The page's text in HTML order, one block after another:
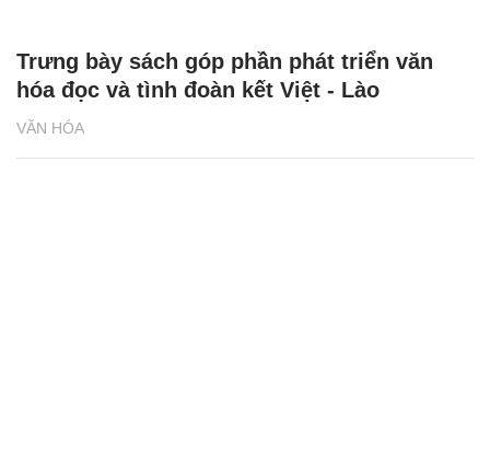
VĂN HÓA
Trưng bày sách góp phần phát triển văn
hóa đọc và tình đoàn kết Việt - Lào